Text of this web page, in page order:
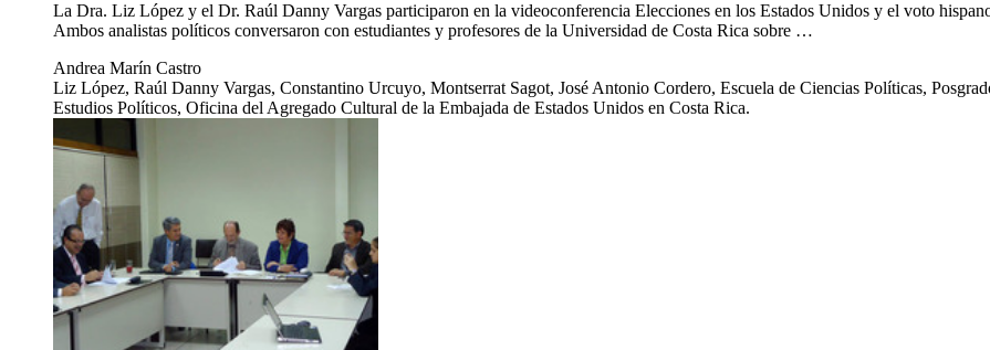
La Dra. Liz López y el Dr. Raúl Danny Vargas participaron en la videoconferencia Elecciones en los Estados Unidos y el voto
Ambos analistas políticos conversaron con estudiantes y profesores de la Universidad de Costa Rica sobre …
Andrea Marín Castro
Liz López, Raúl Danny Vargas, Constantino Urcuyo, Montserrat Sagot, José Antonio Cordero, Escuela de Ciencias Políticas,
Estudios Políticos, Oficina del Agregado Cultural de la Embajada de Estados Unidos en Costa Rica.